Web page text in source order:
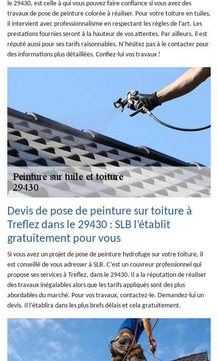
le 29430, est celle à qui vous pouvez faire confiance si vous avez des
travaux de pose de peinture colorée à réaliser. Pour votre toiture en tuiles,
il intervient avec professionnalisme en respectant les règles de l’art. Les
prestations fournies seront à la hauteur de vos attentes. Par ailleurs, il est
réputé aussi pour ses tarifs raisonnables. N’hésitez pas à le contacter pour
des informations plus détaillées. Confiez-lui vos travaux !
Devis de pose de peinture sur toiture à
Treflez dans le 29430 : SLB l’établit
gratuitement pour vous
Si vous avez un projet de pose de peinture hydrofuge sur votre toiture, il
est conseillé de vous adresser à SLB. C’est un couvreur professionnel qui
propose ses services à Treflez, dans le 29430. Il a la réputation de réaliser
des travaux inégalables alors que les tarifs appliqués sont des plus
abordables du marché. Pour vos travaux, contactez-le. Demandez-lui un
devis. Il l’établira dans les plus brefs délais et cela gratuitement.